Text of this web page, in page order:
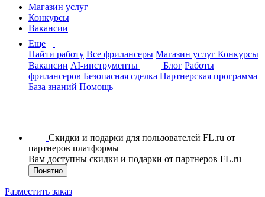
Магазин услуг
Конкурсы
Вакансии
Еще
Найти работу Все фрилансеры Магазин услуг Конкурсы
Вакансии AI-инструменты Блог Работы
фрилансеров Безопасная сделка Партнерская программа
База знаний Помощь
Скидки и подарки для пользователей FL.ru от
партнеров платформы
Вам доступны скидки и подарки от партнеров FL.ru
Понятно
Разместить заказ